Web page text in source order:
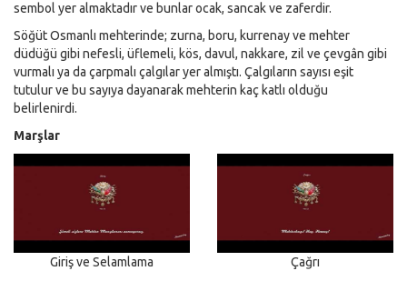
sembol yer almaktadır ve bunlar ocak, sancak ve zaferdir.
Söğüt Osmanlı mehterinde; zurna, boru, kurrenay ve mehter
düdüğü gibi nefesli, üflemeli, kös, davul, nakkare, zil ve çevgân gibi
vurmalı ya da çarpmalı çalgılar yer almıştı. Çalgıların sayısı eşit
tutulur ve bu sayıya dayanarak mehterin kaç katlı olduğu
belirlenirdi.
Marşlar
Giriş ve Selamlama Çağrı